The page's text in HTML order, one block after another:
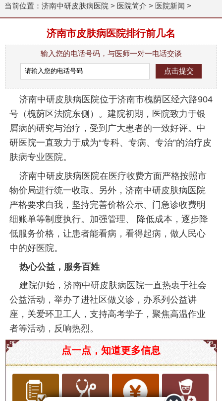
当前位置： 济南中研皮肤病医院 > 医院简介 > 医院新闻 >
济南市皮肤病医院排行前几名
输入您的电话号码，与医师一对一电话交谈
济南中研皮肤病医院位于济南市槐荫区经六路904
号（槐荫区法院东侧）。建院初期，医院致力于银
屑病的研究与治疗，受到广大患者的一致好评。中
研医院一直致力于成为“专科、专病、专治”的治疗皮
肤病专业医院。
济南中研皮肤病医院在医疗收费方面严格按照市
物价局进行统一收取。另外，济南中研皮肤病医院
严格要求自我，坚持完善价格公示、门急诊收费明
细账单等制度执行。加强管理、 降低成本，逐步降
低服务价格，让患者能看病，看得起病，做人民心
中的好医院。
热心公益，服务百姓
建院伊始，济南中研皮肤病医院一直热衷于社会
公益活动，举办了进社区做义诊，办系列公益讲
座，关爱环卫工人，支持高考学子，聚焦高温作业
者等活动，反响热烈。
济南市皮肤病医院排行前几名
皮肤健康是人们日常生活中不可忽视的重要方面，
尤其是在现代社会，环境变化对皮肤健康的影响愈
发显著。随着城市化进程的加快，空气污染、紫外
点一点，知道更多信息